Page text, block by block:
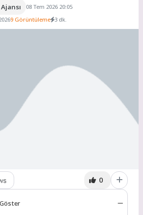
08 Tem 2026 20:05
9 Görüntüleme 3 dk.
0